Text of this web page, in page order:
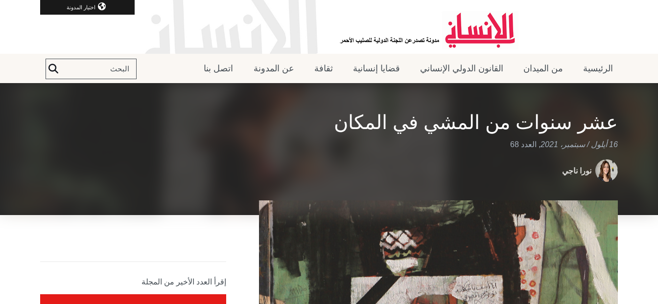
اختيار المدونة
الرئيسية من الميدان القانون الدولي الإنساني قضايا إنسانية ثقافة عن المدونة اتصل بنا
عشر سنوات من المشي في المكان
16 أيلول / سبتمبر، 2021 , العدد 68
نورا ناجي
إقرأ العدد الأخير من المجلة